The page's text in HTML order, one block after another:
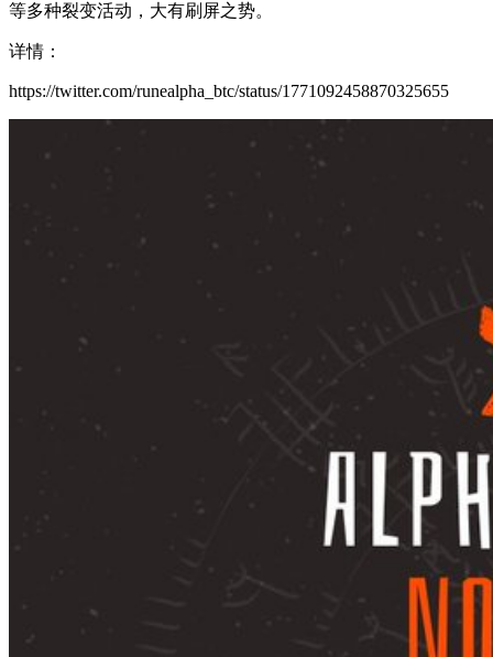
等多种裂变活动，大有刷屏之势。
详情：
https://twitter.com/runealpha_btc/status/1771092458870325655